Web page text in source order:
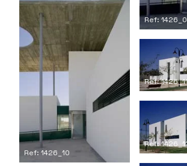
Ref:
Ref: 1426_10
Ref:
Ref: